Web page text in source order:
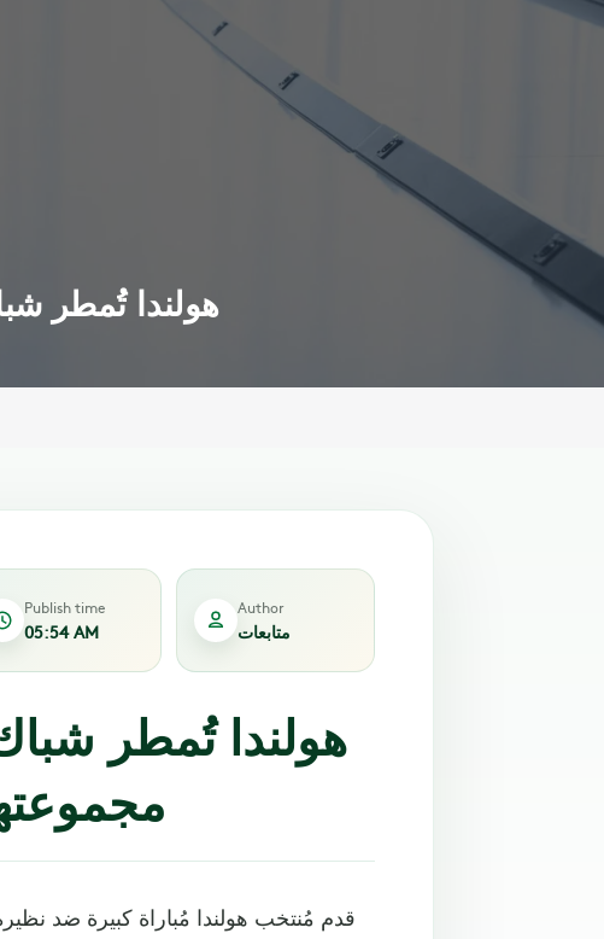
هولندا تُمطر
Publish time
05:54 AM
Author
متابعات
هولندا تُمطر
قدم مُنتخب هولندا مُباراة كبيرة ضد